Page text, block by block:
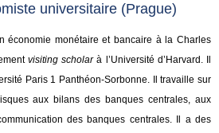
universitaire (Prague)
économie monétaire et bancaire à la Charles
visiting scholarà l’Université d’Harvard. Il
Paris 1 Panthéon-Sorbonne. Il travaille sur
aux bilans des banques centrales, aux
des banques centrales. Il a des